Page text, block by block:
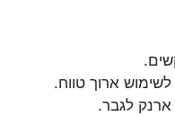
ארוך טווח.
ארנק לגבר.